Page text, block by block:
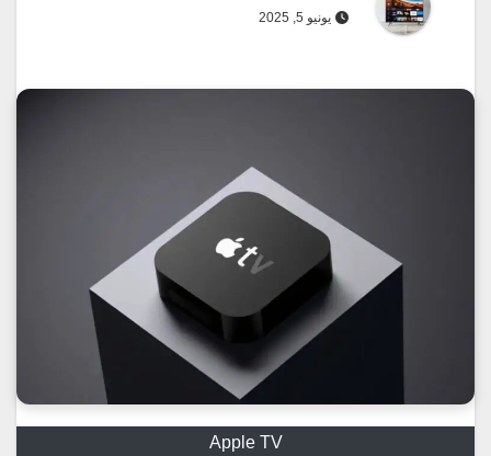
يونيو 5, 2025
Apple TV